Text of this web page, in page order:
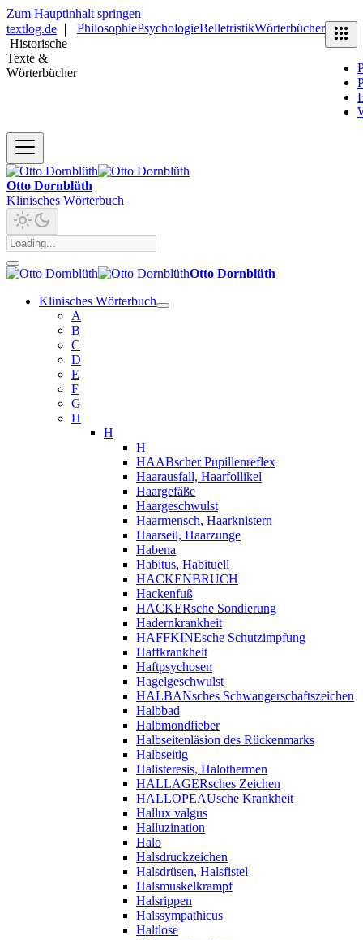
Zum Hauptinhalt springen
textlog.de
Historische
Texte &
Wörterbücher
PhilosophiePsychologieBelletristikWörterbücher
Otto Dornblüth
Klinisches Wörterbuch
Otto Dornblüth
Klinisches Wörterbuch
A
B
C
D
E
F
G
H
H
H
HAABscher Pupillenreflex
Haarausfall, Haarfollikel
Haargefäße
Haargeschwulst
Haarmensch, Haarknistern
Haarseil, Haarzunge
Habena
Habitus, Habituell
HACKENBRUCH
Hackenfuß
HACKERsche Sondierung
Hadernkrankheit
HAFFKINEsche Schutzimpfung
Haffkrankheit
Haftpsychosen
Hagelgeschwulst
HALBANsches Schwangerschaftszeichen
Halbbad
Halbmondfieber
Halbseitenläsion des Rückenmarks
Halbseitig
Halisteresis, Halothermen
HALLAGERsches Zeichen
HALLOPEAUsche Krankheit
Hallux valgus
Halluzination
Halo
Halsdruckzeichen
Halsdrüsen, Halsfistel
Halsmuskelkrampf
Halsrippen
Halssympathicus
Haltlose